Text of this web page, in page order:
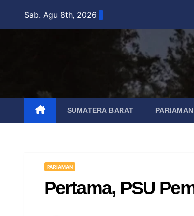
Sab. Agu 8th, 2026
SUMATERA BARAT PARIAMAN
PARIAMAN
Pertama, PSU